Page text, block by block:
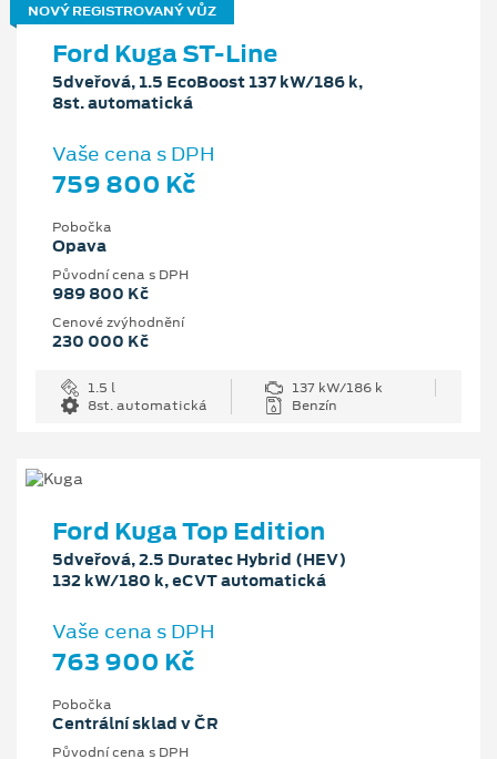
NOVÝ REGISTROVANÝ VŮZ
Ford Kuga ST-Line
5dveřová, 1.5 EcoBoost 137 kW/186 k,
8st. automatická
Vaše cena s DPH
759 800 Kč
Pobočka
Opava
Původní cena s DPH
989 800 Kč
Cenové zvýhodnění
230 000 Kč
1.5 l
137 kW/186 k
8st. automatická
Benzín
Ford Kuga Top Edition
5dveřová, 2.5 Duratec Hybrid (HEV)
132 kW/180 k, eCVT automatická
Vaše cena s DPH
763 900 Kč
Pobočka
Centrální sklad v ČR
Původní cena s DPH